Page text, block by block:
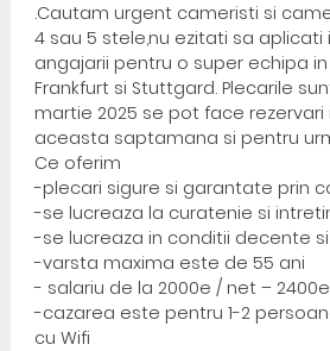
.Cautam urgent cameristi si
4 sau 5 stele,nu ezitati sa aplicati
angajarii pentru o super echipa
Frankfurt si Stuttgard. Plecarile
martie 2025 se pot face
aceasta saptamana si pentru
Ce oferim
-plecari sigure si garantate prin
-se lucreaza la curatenie si
-se lucreaza in conditii decente
-varsta maxima este de 55 ani
- salariu de la 2000e / net –
-cazarea este pentru 1-2
cu Wifi